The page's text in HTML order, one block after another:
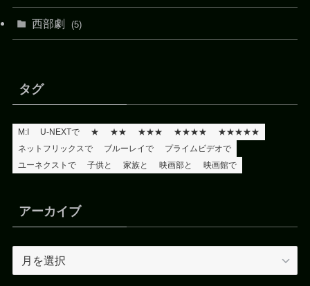
西部劇 (5)
タグ
M:I U-NEXTで ★ ★★ ★★★ ★★★★
★★★★★
ネットフリックスで
ブルーレイで
プライムビデオで
ユーネクストで
子供と 家族と 映画部と 映画館で
アーカイブ
ー